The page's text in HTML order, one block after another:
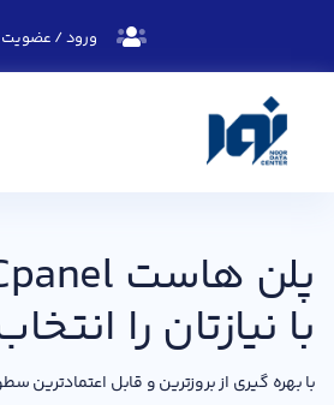
ورود / عضویت
با نیازتان را
با بهره گیری از بروزترین و قابل اعتمادترین